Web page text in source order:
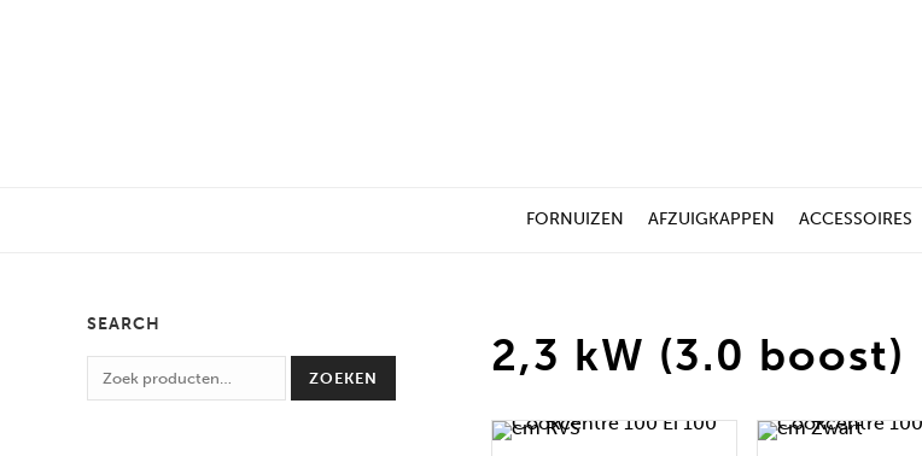
FORNUIZEN AFZUIGKAPPEN ACCESSOIRES
2,3 kW (3.0 boost)
SEARCH
ZOEKEN